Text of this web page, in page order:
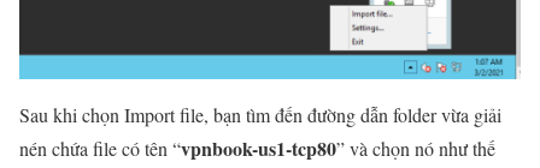
Sau khi chọn Import file, bạn tìm đến đường dẫn folder vừa giải
nén chứa file có tên “vpnbook-us1-tcp80” và chọn nó như thế